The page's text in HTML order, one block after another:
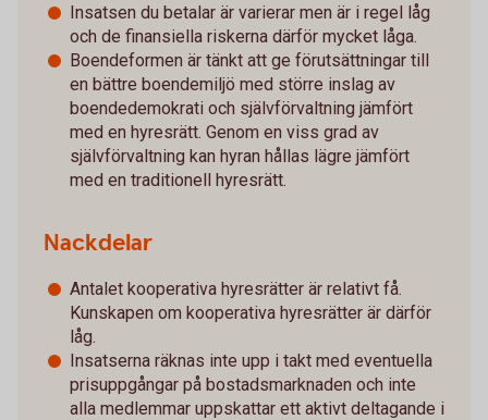
Insatsen du betalar är varierar men är i regel låg
och de finansiella riskerna därför mycket låga.
Boendeformen är tänkt att ge förutsättningar till
en bättre boendemiljö med större inslag av
boendedemokrati och självförvaltning jämfört
med en hyresrätt. Genom en viss grad av
självförvaltning kan hyran hållas lägre jämfört
med en traditionell hyresrätt.
Nackdelar
Antalet kooperativa hyresrätter är relativt få.
Kunskapen om kooperativa hyresrätter är därför
låg.
Insatserna räknas inte upp i takt med eventuella
prisuppgångar på bostadsmarknaden och inte
alla medlemmar uppskattar ett aktivt deltagande i